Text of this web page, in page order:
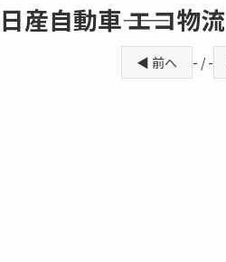
日産自動車―― エコ物流
◀ 前へ - / -